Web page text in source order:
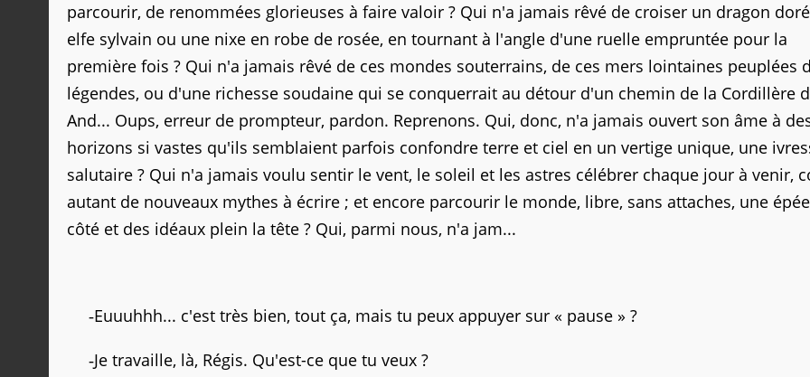
parcourir, de renommées glorieuses à faire valoir ? Qui n'a jamais rêvé de croiser un dragon
elfe sylvain ou une nixe en robe de rosée, en tournant à l'angle d'une ruelle empruntée pour la
première fois ? Qui n'a jamais rêvé de ces mondes souterrains, de ces mers lointaines peuplées
légendes, ou d'une richesse soudaine qui se conquerrait au détour d'un chemin de la Cordillère
And... Oups, erreur de prompteur, pardon. Reprenons. Qui, donc, n'a jamais ouvert son âme à
horizons si vastes qu'ils semblaient parfois confondre terre et ciel en un vertige unique, une
salutaire ? Qui n'a jamais voulu sentir le vent, le soleil et les astres célébrer chaque jour à venir,
autant de nouveaux mythes à écrire ; et encore parcourir le monde, libre, sans attaches, une
côté et des idéaux plein la tête ? Qui, parmi nous, n'a jam...
-Euuuhhh... c'est très bien, tout ça, mais tu peux appuyer sur « pause » ?
-Je travaille, là, Régis. Qu'est-ce que tu veux ?